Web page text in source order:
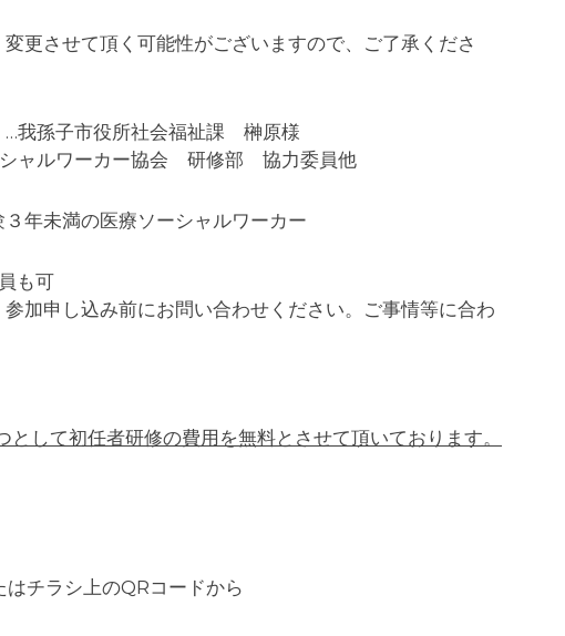
更させて頂く可能性がございますので、ご了承くださ
我孫子市役所社会福祉課 榊原様
ャルワーカー協会 研修部 協力委員他
年未満の医療ソーシャルワーカー
も可
加申し込み前にお問い合わせください。ご事情等に合わ
して初任者研修の費用を無料とさせて頂いております。
チラシ上のQRコードから